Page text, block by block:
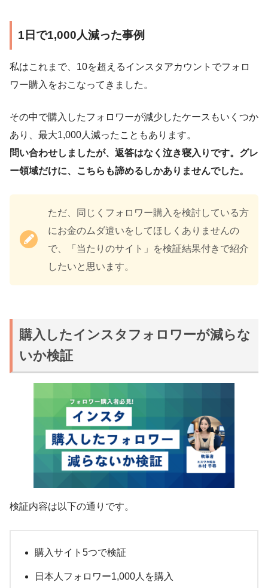
1日で1,000人減った事例
私はこれまで、10を超えるインスタアカウントでフォロ
ワー購入をおこなってきました。
その中で購入したフォロワーが減少したケースもいくつか
あり、最大1,000人減ったこともあります。
問い合わせしましたが、返答はなく泣き寝入りです。グレ
ー領域だけに、こちらも諦めるしかありませんでした。
ただ、同じくフォロワー購入を検討している方
にお金のムダ遣いをしてほしくありませんの
で、「当たりのサイト」を検証結果付きで紹介
したいと思います。
購入したインスタフォロワーが減らな
いか検証
検証内容は以下の通りです。
購入サイト5つで検証
日本人フォロワー1,000人を購入